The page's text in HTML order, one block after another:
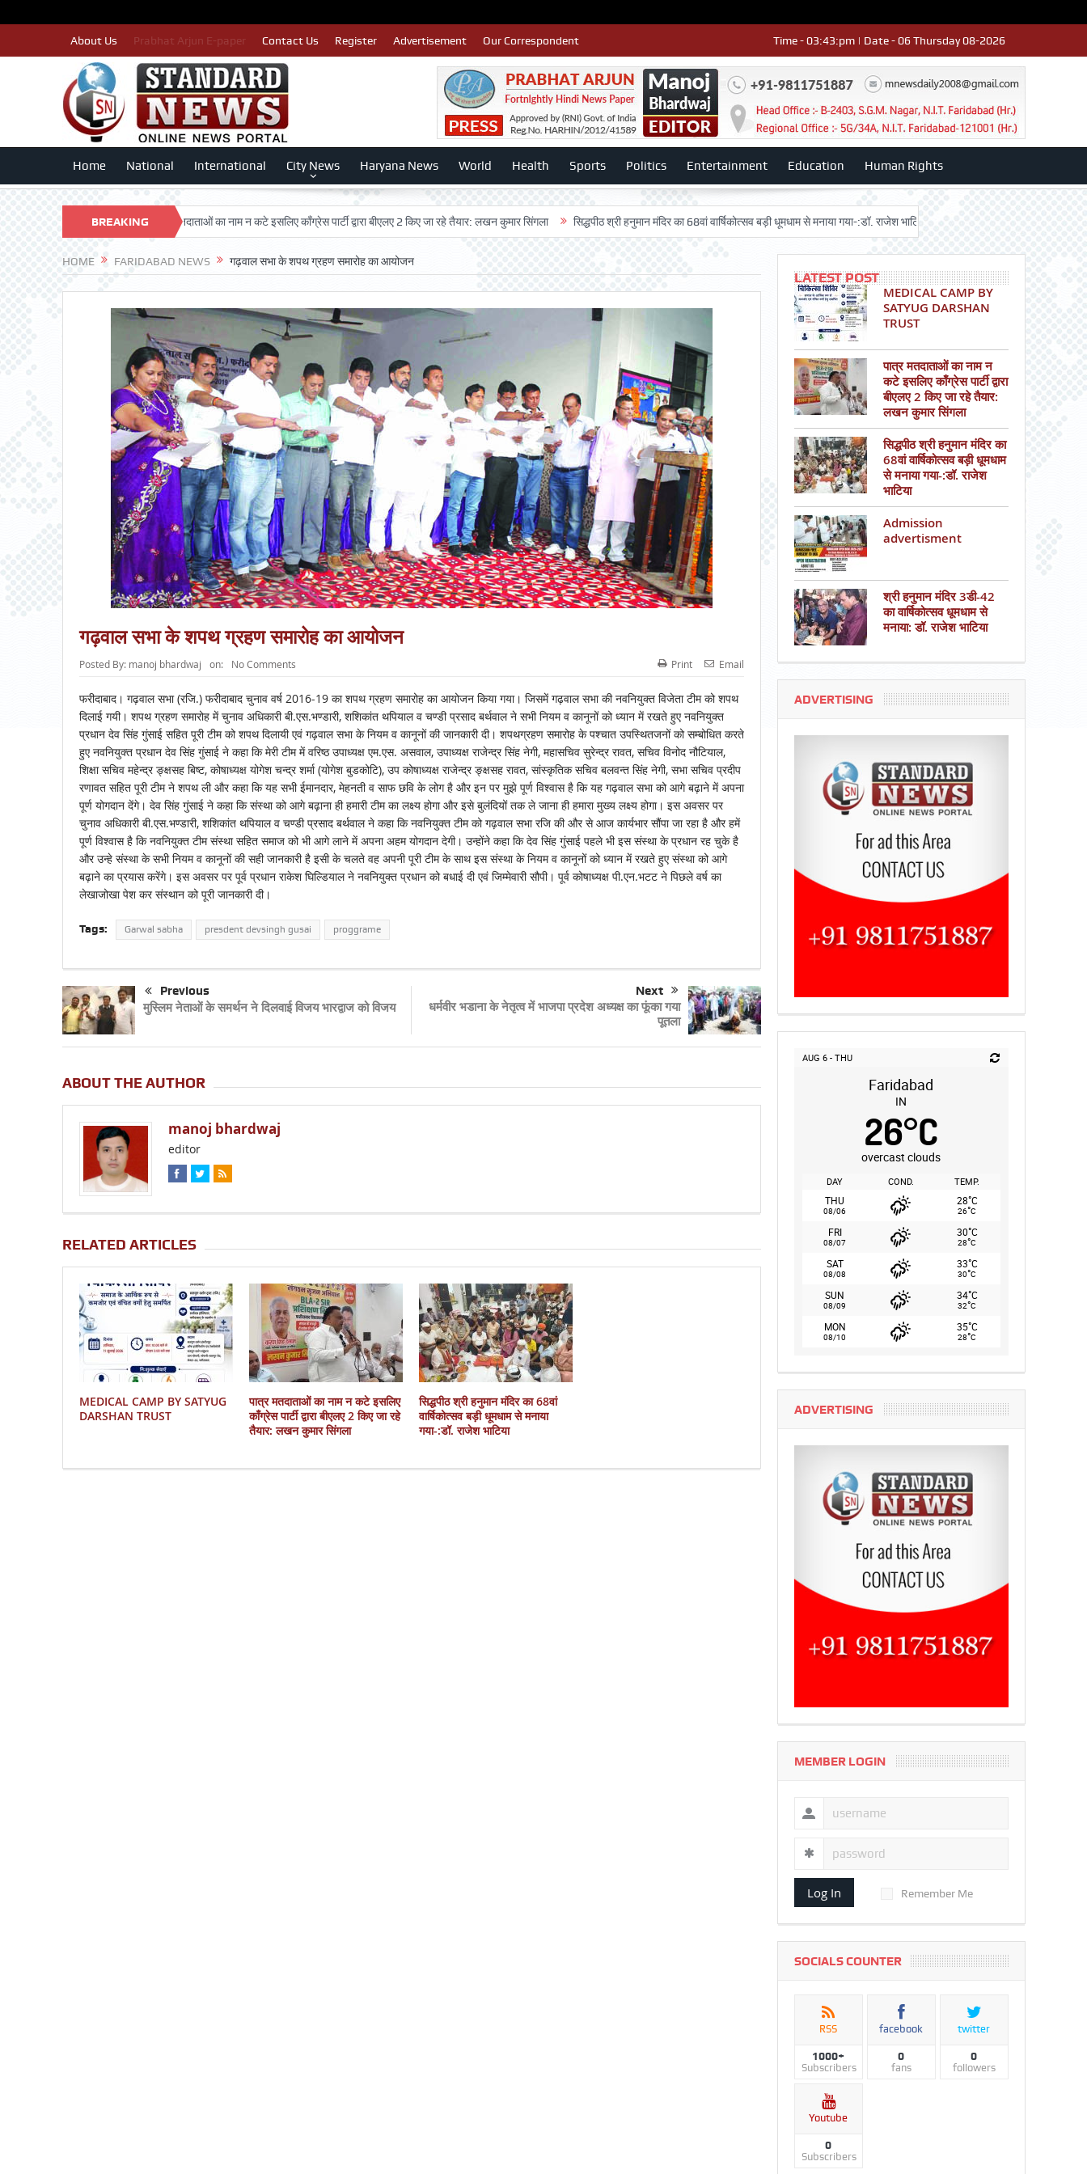
About Us Prabhat Arjun E-paper Contact Us Register Advertisement Our Correspondent Time - 03:43:pm | Date - 06 Thursday 08-2026
Home National International City News Haryana News World Health Sports Politics Entertainment Education Human Rights
BREAKING
NEWS
TRUST पात्र मतदाताओं का नाम न कटे इसलिए काँग्रेस पार्टी द्वारा बीएलए 2 किए जा रहे तैयार: लखन कुमार सिंगला सिद्धपीठ श्री हनुमान मंदिर का 68वां वार्षिकोत्सव बड़ी धूमधाम से मनाया गया-:डॉ. राजेश भाटिया Admission advertisment श्री
HOME FARIDABAD NEWS गढ़वाल सभा के शपथ ग्रहण समारोह का आयोजन
गढ़वाल सभा के शपथ ग्रहण समारोह का आयोजन
Posted By: manoj bhardwaj on: No Comments Print Email
फरीदाबाद। गढ़वाल सभा (रजि.) फरीदाबाद चुनाव वर्ष 2016-19 का शपथ ग्रहण समारोह का आयोजन किया गया। जिसमें गढ़वाल सभा की नवनियुक्त विजेता टीम को शपथ
दिलाई गयी। शपथ ग्रहण समारोह में चुनाव अधिकारी बी.एस.भण्डारी, शशिकांत थपियाल व चण्डी प्रसाद बर्थवाल ने सभी नियम व कानूनों को ध्यान में रखते हुए नवनियुक्त
प्रधान देव सिंह गुंसाई सहित पूरी टीम को शपथ दिलायी एवं गढ़वाल सभा के नियम व कानूनों की जानकारी दी। शपथग्रहण समारोह के पश्चात उपस्थितजनों को सम्बोधित करते
हुए नवनियुक्त प्रधान देव सिंह गुंसाई ने कहा कि मेरी टीम में वरिष्ठ उपाध्यक्ष एम.एस. असवाल, उपाध्यक्ष राजेन्द्र सिंह नेगी, महासचिव सुरेन्द्र रावत, सचिव विनोद नौटियाल,
शिक्षा सचिव महेन्द्र ङ्क्षसह बिष्ट, कोषाध्यक्ष योगेश चन्द्र शर्मा (योगेश बुडकोटि), उप कोषाध्यक्ष राजेन्द्र ङ्क्षसह रावत, सांस्कृतिक सचिव बलवन्त सिंह नेगी, सभा सचिव प्रदीप
रणावत सहित पूरी टीम ने शपथ ली और कहा कि यह सभी ईमानदार, मेहनती व साफ छवि के लोग है और इन पर मुझे पूर्ण विश्वास है कि यह गढ़वाल सभा को आगे बढ़ाने में अपना
पूर्ण योगदान देंगे। देव सिंह गुंसाई ने कहा कि संस्था को आगे बढ़ाना ही हमारी टीम का लक्ष्य होगा और इसे बुलंदियों तक ले जाना ही हमारा मुख्य लक्ष्य होगा। इस अवसर पर
चुनाव अधिकारी बी.एस.भण्डारी, शशिकांत थपियाल व चण्डी प्रसाद बर्थवाल ने कहा कि नवनियुक्त टीम को गढ़वाल सभा रजि की और से आज कार्यभार सौंपा जा रहा है और हमें
पूर्ण विश्वास है कि नवनियुक्त टीम संस्था सहित समाज को भी आगे लाने में अपना अहम योगदान देगी। उन्होंने कहा कि देव सिंह गुंसाई पहले भी इस संस्था के प्रधान रह चुके है
और उन्हे संस्था के सभी नियम व कानूनों की सही जानकारी है इसी के चलते वह अपनी पूरी टीम के साथ इस संस्था के नियम व कानूनों को ध्यान में रखते हुए संस्था को आगे
बढ़ाने का प्रयास करेंगे। इस अवसर पर पूर्व प्रधान राकेश घिल्डियाल ने नवनियुक्त प्रधान को बधाई दी एवं जिम्मेवारी सौपी। पूर्व कोषाध्यक्ष पी.एन.भटट ने पिछले वर्ष का
लेखाजोखा पेश कर संस्थान को पूरी जानकारी दी।
Tags: Garwal sabha presdent devsingh gusai proggrame
Previous
मुस्लिम नेताओं के समर्थन ने दिलवाई विजय भारद्वाज को विजय
Next
धर्मवीर भडाना के नेतृत्व में भाजपा प्रदेश अध्यक्ष का फूंका गया
पूतला
ABOUT THE AUTHOR
manoj bhardwaj
editor
RELATED ARTICLES
MEDICAL CAMP BY SATYUG
DARSHAN TRUST
पात्र मतदाताओं का नाम न कटे इसलिए
काँग्रेस पार्टी द्वारा बीएलए 2 किए जा रहे
तैयार: लखन कुमार सिंगला
सिद्धपीठ श्री हनुमान मंदिर का 68वां
वार्षिकोत्सव बड़ी धूमधाम से मनाया
गया-:डॉ. राजेश भाटिया
LATEST POST
MEDICAL CAMP BY
SATYUG DARSHAN
TRUST
पात्र मतदाताओं का नाम न
कटे इसलिए काँग्रेस पार्टी द्वारा
बीएलए 2 किए जा रहे तैयार:
लखन कुमार सिंगला
सिद्धपीठ श्री हनुमान मंदिर का
68वां वार्षिकोत्सव बड़ी धूमधाम
से मनाया गया-:डॉ. राजेश
भाटिया
Admission
advertisment
श्री हनुमान मंदिर 3डी-42
का वार्षिकोत्सव धूमधाम से
मनाया: डॉ. राजेश भाटिया
ADVERTISING
AUG 6 - THU
Faridabad
IN
26°C
overcast clouds
DAY COND. TEMP.
THU
08/06
28°C
26°C
FRI
08/07
30°C
28°C
SAT
08/08
33°C
30°C
SUN
08/09
34°C
32°C
MON
08/10
35°C
28°C
ADVERTISING
MEMBER LOGIN
Log In Remember Me
SOCIALS COUNTER
RSS
1000+
Subscribers
facebook
0
fans
twitter
0
followers
Youtube
0
Subscribers